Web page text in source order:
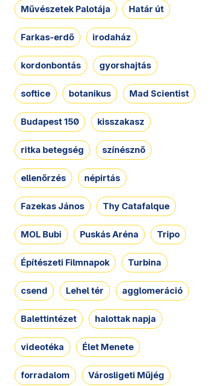
Művészetek Palotája Határ út
Farkas-erdő irodaház
kordonbontás gyorshajtás
softice botanikus Mad Scientist
Budapest 150 kisszakasz
ritka betegség színésznő
ellenőrzés népirtás
Fazekas János Thy Catafalque
MOL Bubi Puskás Aréna Tripo
Építészeti Filmnapok Turbina
csend Lehel tér agglomeráció
Balettintézet halottak napja
videotéka Élet Menete
forradalom Városligeti Műjég